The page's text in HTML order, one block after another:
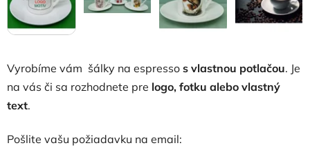
Vyrobíme vám šálky na espresso s vlastnou potlačou. Je
na vás či sa rozhodnete pre logo, fotku alebo vlastný
text.
Pošlite vašu požiadavku na email: